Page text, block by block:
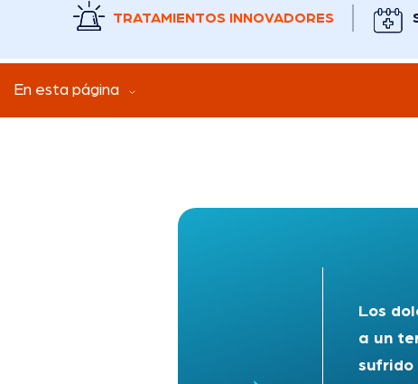
TRATAMIENTOS INNOVADORES
En esta página
Los
a un
sufrido